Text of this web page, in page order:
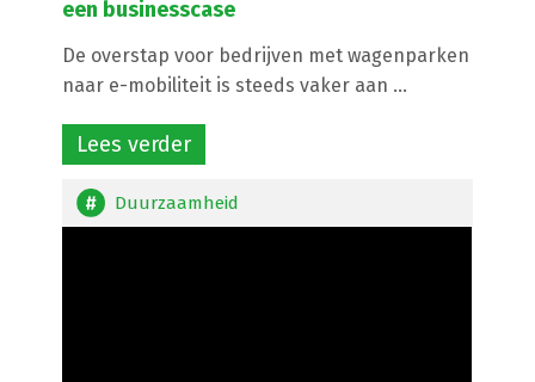
een businesscase
De overstap voor bedrijven met wagenparken
naar e-mobiliteit is steeds vaker aan ...
Lees verder
Duurzaamheid